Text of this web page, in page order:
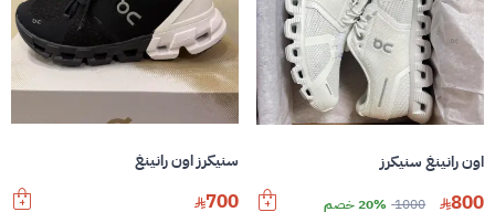
اون رانينغ سنيكرز
800
1000 20% خصم
سنيكرز اون رانينغ
700